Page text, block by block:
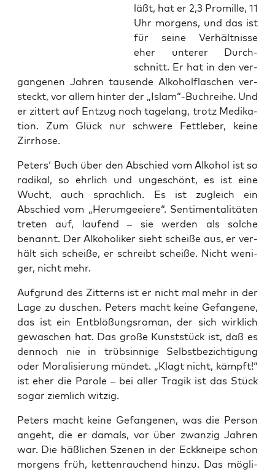
läßt, hat er 2,3 Pro­mil­le, 11
Uhr mor­gens, und das ist
für sei­ne Ver­hält­nis­se
eher unte­rer Durch­
schnitt. Er hat in den ver­
gan­ge­nen Jah­ren tau­sen­de Alko­hol­fla­schen ver­
steckt, vor allem hin­ter der „Islam“-Buchreihe. Und
er zit­tert auf Ent­zug noch tage­lang, trotz Medi­ka­
ti­on. Zum Glück nur schwe­re Fett­le­ber, kei­ne
Zirrhose.
Peters‘ Buch über den Abschied vom Alko­hol ist so
radi­kal, so ehr­lich und unge­schönt, es ist eine
Wucht, auch sprach­lich. Es ist zugleich ein
Abschied vom „Her­um­ge­eie­re“. Sen­ti­men­ta­li­tä­ten
tre­ten auf, lau­fend – sie wer­den als sol­che
benannt. Der Alko­ho­li­ker sieht schei­ße aus, er ver­
hält sich schei­ße, er schreibt schei­ße. Nicht weni­
ger, nicht mehr.
Auf­grund des Zit­terns ist er nicht mal mehr in der
Lage zu duschen. Peters macht kei­ne Gefan­ge­ne,
das ist ein Ent­blö­ßungs­ro­man, der sich wirk­lich
gewa­schen hat. Das gro­ße Kunst­stück ist, daß es
den­noch nie in trüb­sin­ni­ge Selbst­be­zich­ti­gung
oder Mora­li­sie­rung mün­det. „Klagt nicht, kämpft!“
ist eher die Paro­le – bei aller Tra­gik ist das Stück
sogar ziem­lich witzig.
Peters macht kei­ne Gefan­ge­nen, was die Per­son
angeht, die er damals, vor über zwan­zig Jah­ren
war. Die häß­li­chen Sze­nen in der Eck­knei­pe schon
mor­gens früh, ket­ten­rau­chend hin­zu. Das mög­li­